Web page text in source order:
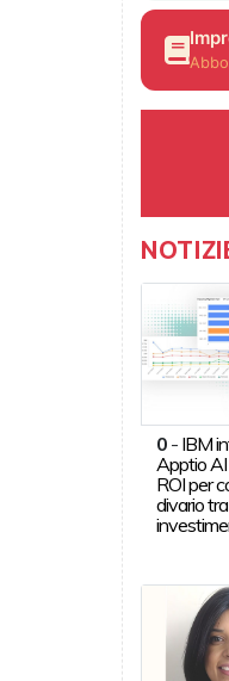
0- IBM
Apptio
ROI per
divario